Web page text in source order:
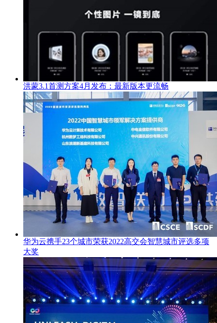
洪蒙3.1首测方案4月发布：最新版本更流畅
华为云携手23个城市荣获2022高交会智慧城市评选多项
大奖